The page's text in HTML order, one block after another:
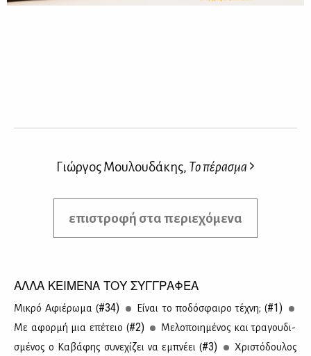
Γιώργος Μουλουδάκης, Το πέρασμα
επιστροφή στα περιεχόμενα
ΑΛΛΑ ΚΕΙΜΕΝΑ ΤΟΥ ΣΥΓΓΡΑΦΕΑ
Μι­κρό Αφιέ­ρω­μα (#34) Εί­ναι το πο­δό­σφαι­ρο τέ­χνη; (#1)
Με αφορ­μή μια επέ­τειο (#2)
Με­λο­ποι­η­μέ­νος και τρα­γου­δι­
σμέ­νος ο Κα­βά­φης συ­νε­χί­ζει να εμπνέ­ει (#3)
Χρι­στό­δου­λος